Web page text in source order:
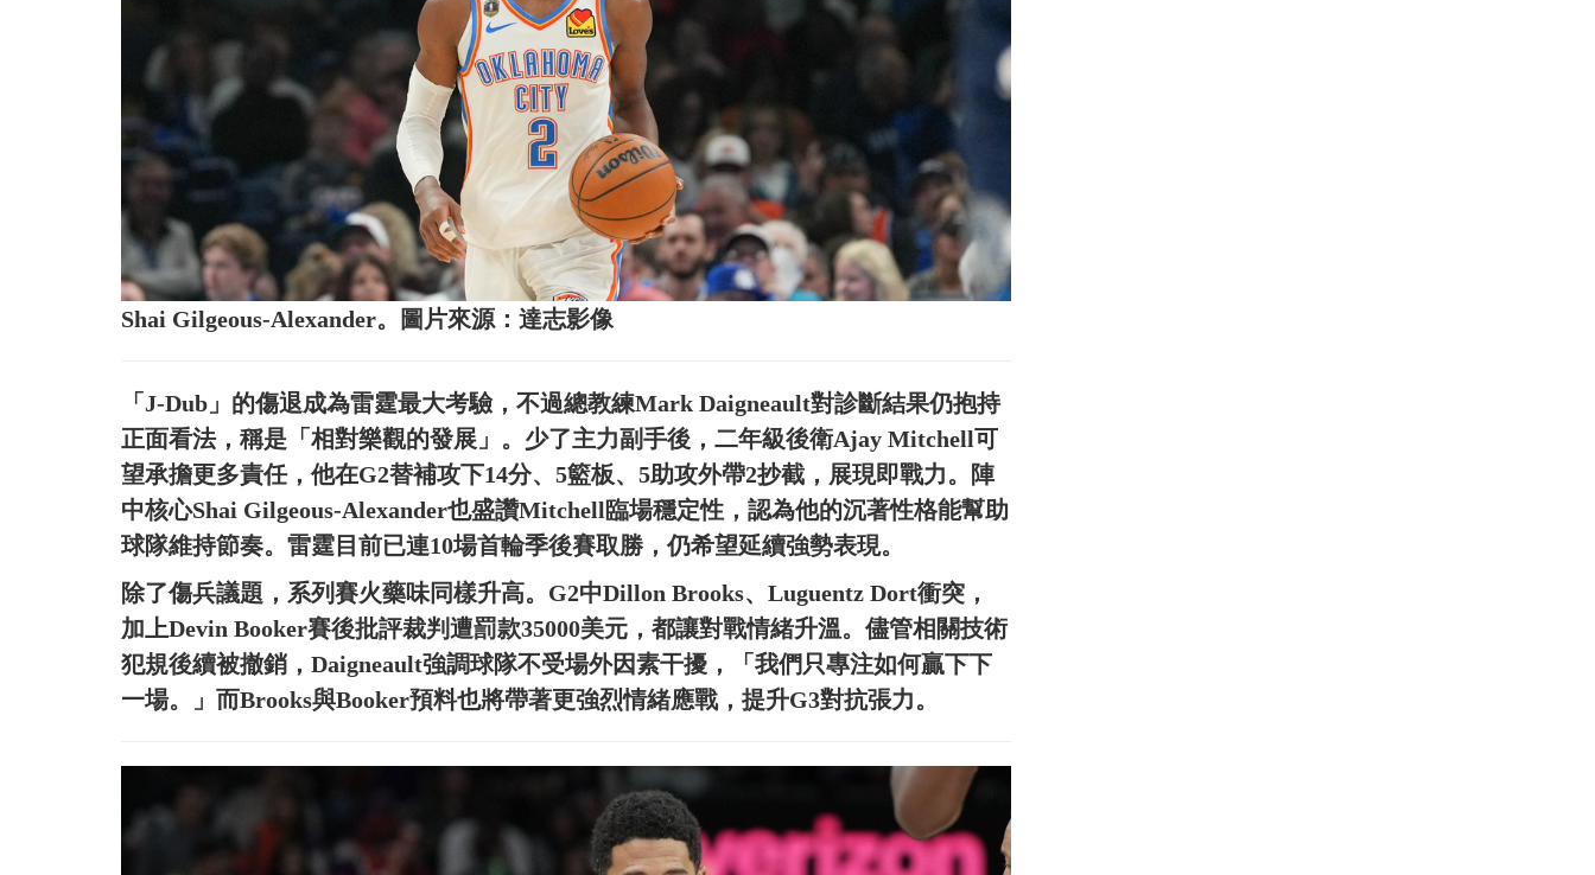
Shai Gilgeous-Alexander。圖片來源：達志影像
「J-Dub」的傷退成為雷霆最大考驗，不過總教練Mark Daigneault對診斷結果仍抱持
正面看法，稱是「相對樂觀的發展」。少了主力副手後，二年級後衛Ajay Mitchell可
望承擔更多責任，他在G2替補攻下14分、5籃板、5助攻外帶2抄截，展現即戰力。陣
中核心Shai Gilgeous-Alexander也盛讚Mitchell臨場穩定性，認為他的沉著性格能幫助
球隊維持節奏。雷霆目前已連10場首輪季後賽取勝，仍希望延續強勢表現。
除了傷兵議題，系列賽火藥味同樣升高。G2中Dillon Brooks、Luguentz Dort衝突，
加上Devin Booker賽後批評裁判遭罰款35000美元，都讓對戰情緒升溫。儘管相關技術
犯規後續被撤銷，Daigneault強調球隊不受場外因素干擾，「我們只專注如何贏下下
一場。」而Brooks與Booker預料也將帶著更強烈情緒應戰，提升G3對抗張力。